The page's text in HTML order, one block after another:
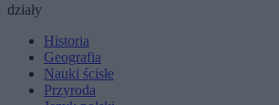
działy
Historia
Geografia
Nauki ścisłe
Przyroda